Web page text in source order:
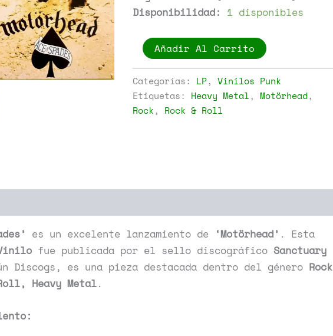
Disponibilidad: 1 disponibles
Motörhead
Ace
Of
Spades
cantidad
Añadir Al Carrito
Categorías: LP, Vinilos Punk
Etiquetas: Heavy Metal, Motörhead,
Rock, Rock & Roll
es un excelente lanzamiento de ‘Motörhead’ . Esta
fue publicada por el sello discográfico Sanctuary
Discogs, es una pieza destacada dentro del género Rock
Heavy Metal.